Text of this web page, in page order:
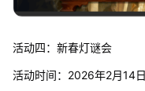
活动四：新春灯谜会
活动时间：2026年2月14